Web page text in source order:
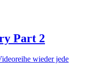
Part 2
wieder jede